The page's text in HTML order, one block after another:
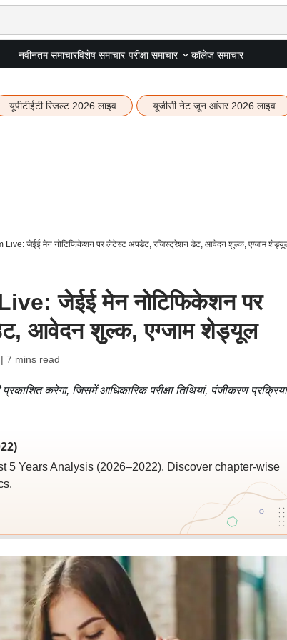
नवीनतम समाचारविशेष समाचार परीक्षा समाचार कॉलेज समाचार
यूपीटीईटी रिजल्ट 2026 लाइव यूजीसी नेट जून आंसर 2026 लाइव
जेईई मेन नोटिफिकेशन पर लेटेस्ट अपडेट, रजिस्ट्रेशन डेट, आवेदन शुल्क, एग्जाम
जेईई मेन नोटिफिकेशन पर
आवेदन शुल्क, एग्जाम शेड्यूल
7 mins read
करेगा, जिसमें आधिकारिक परीक्षा तिथियां, पंजीकरण
5 Years Analysis (2026–2022). Discover chapter-wise